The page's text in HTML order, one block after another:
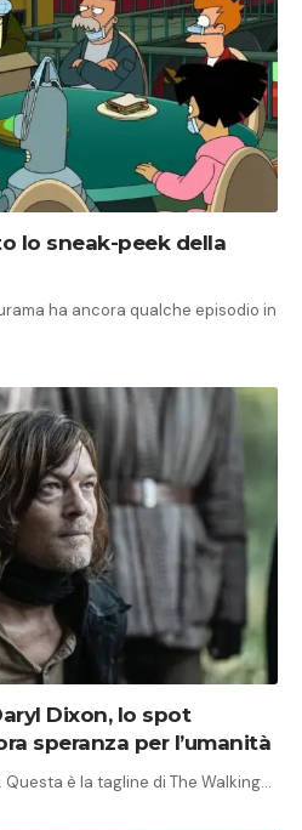
lo sneak-peek della
ha ancora qualche episodio in
Dixon, lo spot
speranza per l’umanità
è la tagline di The Walking…